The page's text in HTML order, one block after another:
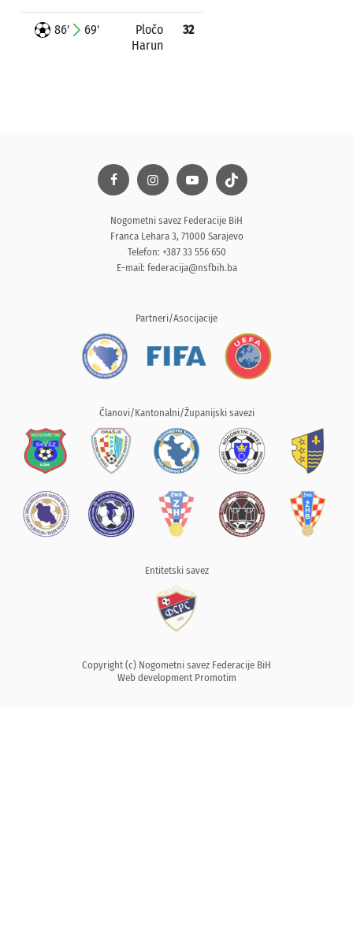
86' 69'
Pločo
Harun
32
Nogometni savez Federacije BiH
Franca Lehara 3, 71000 Sarajevo
Telefon: +387 33 556 650
E-mail: federacija@nsfbih.ba
Partneri/Asocijacije
Članovi/Kantonalni/Županijski savezi
Entitetski savez
Copyright (c) Nogometni savez Federacije BiH
Web development Promotim